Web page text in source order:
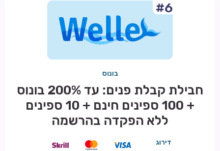
#6
בונוס
חבילת קבלת פנים: עד 200% בונוס
+ 100 ספינים חינם + 10 ספינים
ללא הפקדה בהרשמה
דירוג